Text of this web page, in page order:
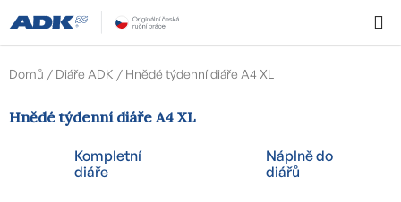
na
obsah
KOŠÍK
Domů / Diáře ADK / Hnědé týdenní diáře A4 XL
Hnědé týdenní diáře A4 XL
Kompletní
diáře
Náplně do
diářů